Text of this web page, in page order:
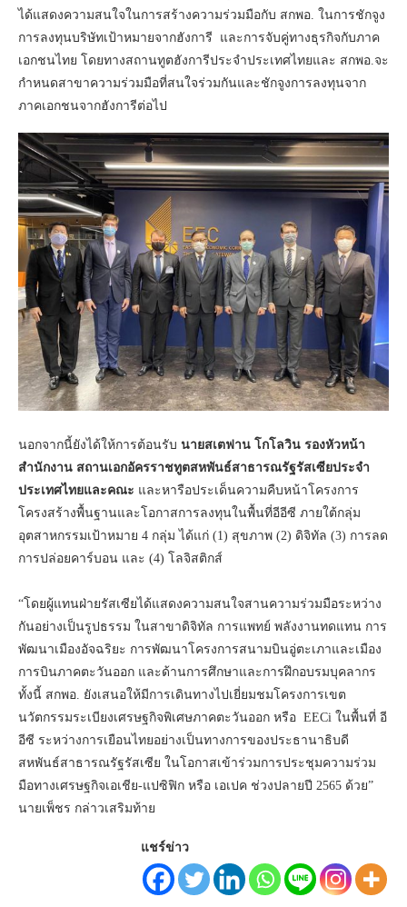
ได้แสดงความสนใจในการสร้างความร่วมมือกับ สกพอ. ในการชักจูง
การลงทุนบริษัทเป้าหมายจากฮังการี และการจับคู่ทางธุรกิจกับภาค
เอกชนไทย โดยทางสถานทูตฮังการีประจำประเทศไทยและ สกพอ.จะ
กำหนดสาขาความร่วมมือที่สนใจร่วมกันและชักจูงการลงทุนจาก
ภาคเอกชนจากฮังการีต่อไป
นอกจากนี้ยังได้ให้การต้อนรับ นายสเตฟาน โกโลวิน รองหัวหน้า
สำนักงาน สถานเอกอัครราชทูตสหพันธ์สาธารณรัฐรัสเซียประจำ
ประเทศไทยและคณะ และหารือประเด็นความคืบหน้าโครงการ
โครงสร้างพื้นฐานและโอกาสการลงทุนในพื้นที่อีอีซี ภายใต้กลุ่ม
อุตสาหกรรมเป้าหมาย 4 กลุ่ม ได้แก่ (1) สุขภาพ (2) ดิจิทัล (3) การลด
การปล่อยคาร์บอน และ (4) โลจิสติกส์
“โดยผู้แทนฝ่ายรัสเซียได้แสดงความสนใจสานความร่วมมือระหว่าง
กันอย่างเป็นรูปธรรม ในสาขาดิจิทัล การแพทย์ พลังงานทดแทน การ
พัฒนาเมืองอัจฉริยะ การพัฒนาโครงการสนามบินอู่ตะเภาและเมือง
การบินภาคตะวันออก และด้านการศึกษาและการฝึกอบรมบุคลากร
ทั้งนี้ สกพอ. ยังเสนอให้มีการเดินทางไปเยี่ยมชมโครงการเขต
นวัตกรรมระเบียงเศรษฐกิจพิเศษภาคตะวันออก หรือ EECi ในพื้นที่ อี
อีซี ระหว่างการเยือนไทยอย่างเป็นทางการของประธานาธิบดี
สหพันธ์สาธารณรัฐรัสเซีย ในโอกาสเข้าร่วมการประชุมความร่วม
มือทางเศรษฐกิจเอเชีย-แปซิฟิก หรือ เอเปค ช่วงปลายปี 2565 ด้วย”
นายเพ็ชร กล่าวเสริมท้าย
แชร์ข่าว